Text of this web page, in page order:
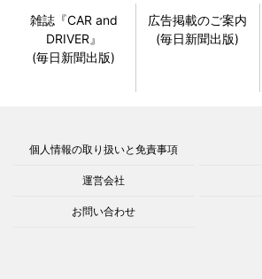
雑誌『CAR and
DRIVER』
(毎日新聞出版)
広告掲載のご案内
(毎日新聞出版)
個人情報の取り扱いと免責事項
運営会社
お問い合わせ